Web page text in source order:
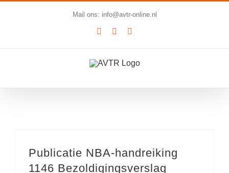
Mail ons: info@avtr-online.nl
YouTubeLinkedIn
Publicatie NBA-handreiking
1146 Bezoldigingsverslag